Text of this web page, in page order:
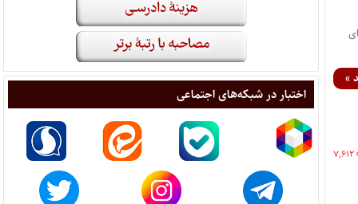
»
۷,۶۱۲
اختبار در شبکه‌های اجتماعی